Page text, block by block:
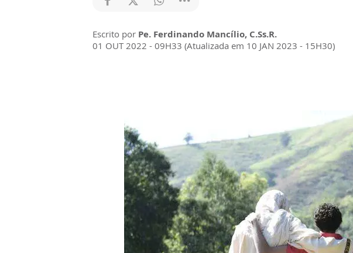
Escrito por Pe. Ferdinando Mancílio, C.Ss.R.
01 OUT 2022 - 09H33 (Atualizada em 10 JAN 2023 - 15H30)